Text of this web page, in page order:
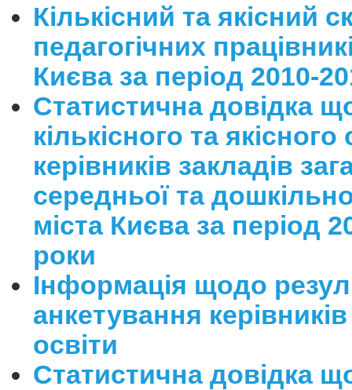
Кількісний та якісний
педагогічних
Києва за період 2010-
Статистична довідка
кількісного та
керівників закладів
середньої та
міста Києва за період
роки
Інформація щодо
анкетування
освіти
Статистична довідка